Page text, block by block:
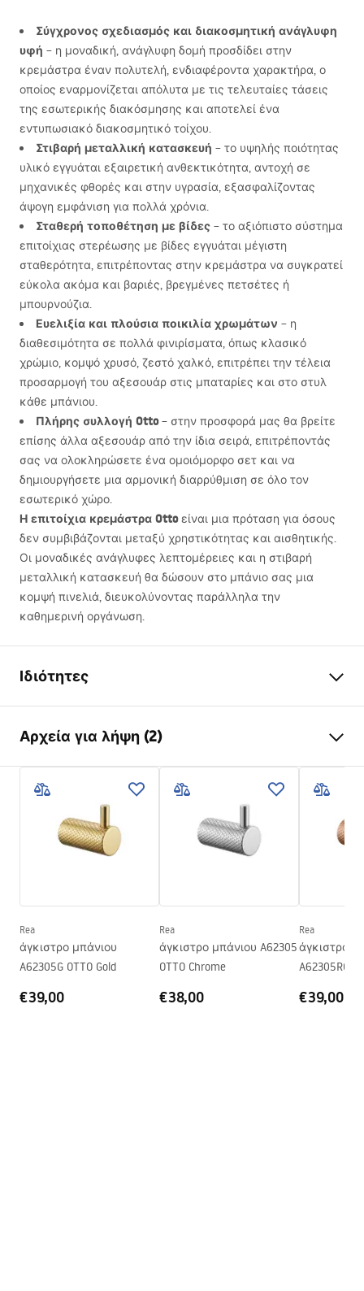
Σύγχρονος σχεδιασμός και διακοσμητική ανάγλυφη
υφή – η μοναδική, ανάγλυφη δομή προσδίδει στην
κρεμάστρα έναν πολυτελή, ενδιαφέροντα χαρακτήρα, ο
οποίος εναρμονίζεται απόλυτα με τις τελευταίες τάσεις
της εσωτερικής διακόσμησης και αποτελεί ένα
εντυπωσιακό διακοσμητικό τοίχου.
Στιβαρή μεταλλική κατασκευή – το υψηλής ποιότητας
υλικό εγγυάται εξαιρετική ανθεκτικότητα, αντοχή σε
μηχανικές φθορές και στην υγρασία, εξασφαλίζοντας
άψογη εμφάνιση για πολλά χρόνια.
Σταθερή τοποθέτηση με βίδες – το αξιόπιστο σύστημα
επιτοίχιας στερέωσης με βίδες εγγυάται μέγιστη
σταθερότητα, επιτρέποντας στην κρεμάστρα να συγκρατεί
εύκολα ακόμα και βαριές, βρεγμένες πετσέτες ή
μπουρνούζια.
Ευελιξία και πλούσια ποικιλία χρωμάτων – η
διαθεσιμότητα σε πολλά φινιρίσματα, όπως κλασικό
χρώμιο, κομψό χρυσό, ζεστό χαλκό, επιτρέπει την τέλεια
προσαρμογή του αξεσουάρ στις μπαταρίες και στο στυλ
κάθε μπάνιου.
Πλήρης συλλογή Otto– στην προσφορά μας θα βρείτε
επίσης άλλα αξεσουάρ από την ίδια σειρά, επιτρέποντάς
σας να ολοκληρώσετε ένα ομοιόμορφο σετ και να
δημιουργήσετε μια αρμονική διαρρύθμιση σε όλο τον
εσωτερικό χώρο.
Η επιτοίχια κρεμάστρα Ottoείναι μια πρόταση για όσους
δεν συμβιβάζονται μεταξύ χρηστικότητας και αισθητικής.
Οι μοναδικές ανάγλυφες λεπτομέρειες και η στιβαρή
μεταλλική κατασκευή θα δώσουν στο μπάνιο σας μια
κομψή πινελιά, διευκολύνοντας παράλληλα την
καθημερινή οργάνωση.
Ιδιότητες
Υλικό
Τρόπος εγκατάστασης
Βιδωτός
Πλάτος
23
45mm
50mm
Αρχεία για λήψη (2)
Όροι εγγύησης
Warranty_Terms_and_Conditions_Accessories_-_24.pdf
Rea
άγκιστρο μπάνιου
A62305G OTTO Gold
€39,00
Rea
άγκιστρο μπάνιου A62305
OTTO Chrome
€38,00
Rea
άγκιστρο
A62305RG
€39,00